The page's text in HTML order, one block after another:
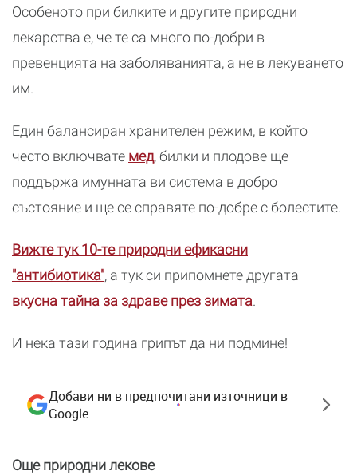
Особеното при билките и другите природни
лекарства е, че те са много по-добри в
превенцията на заболяванията, а не в лекуването
им.
Един балансиран хранителен режим, в който
често включвате мед, билки и плодове ще
поддържа имунната ви система в добро
състояние и ще се справяте по-добре с болестите.
Вижте тук 10-те природни ефикасни
"антибиотика", а тук си припомнете другата
вкусна тайна за здраве през зимата.
И нека тази година грипът да ни подмине!
Добави ни в предпочитани източници в
Google
Още природни лекове